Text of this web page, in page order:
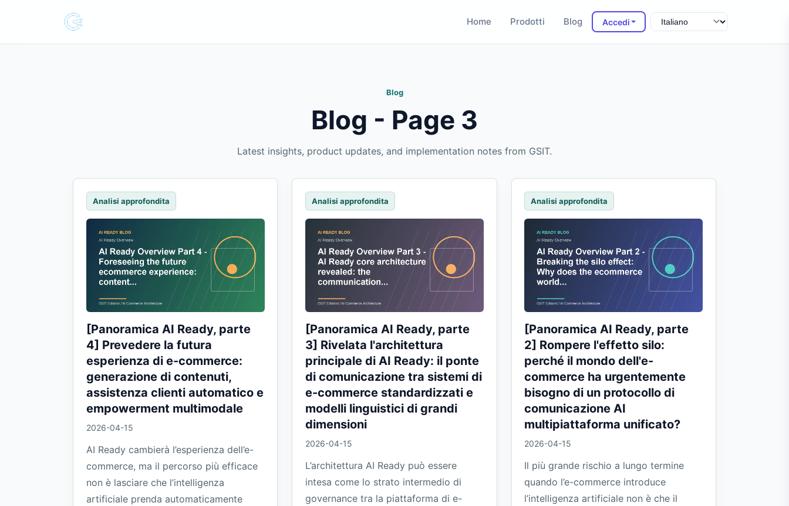
Home Prodotti Blog Accedi
Blog
Blog - Page 3
Latest insights, product updates, and implementation notes from GSIT.
Analisi approfondita
[Panoramica AI Ready, parte
4] Prevedere la futura
esperienza di e-commerce:
generazione di contenuti,
assistenza clienti automatico e
empowerment multimodale
2026-04-15
AI Ready cambierà l’esperienza dell’e-
commerce, ma il percorso più efficace
non è lasciare che l’intelligenza
artificiale prenda automaticamente
Analisi approfondita
[Panoramica AI Ready, parte
3] Rivelata l'architettura
principale di AI Ready: il ponte
di comunicazione tra sistemi di
e-commerce standardizzati e
modelli linguistici di grandi
dimensioni
2026-04-15
L’architettura AI Ready può essere
intesa come lo strato intermedio di
governance tra la piattaforma di e-
Analisi approfondita
[Panoramica AI Ready, parte
2] Rompere l'effetto silo:
perché il mondo dell'e-
commerce ha urgentemente
bisogno di un protocollo di
comunicazione AI
multipiattaforma unificato?
2026-04-15
Il più grande rischio a lungo termine
quando l’e-commerce introduce
l’intelligenza artificiale non è che il